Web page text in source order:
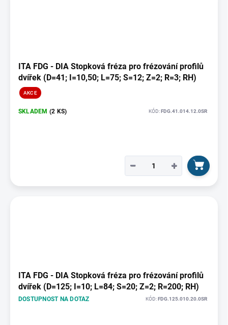
ITA FDG - DIA Stopková fréza pro frézování profilů
dvířek (D=41; I=10,50; L=75; S=12; Z=2; R=3; RH)
AKCE
SKLADEM (2 KS) KÓD:FDG.41.014.12.0SR
+
−
ITA FDG - DIA Stopková fréza pro frézování profilů
dvířek (D=125; I=10; L=84; S=20; Z=2; R=200; RH)
DOSTUPNOST NA DOTAZ KÓD:FDG.125.010.20.0SR